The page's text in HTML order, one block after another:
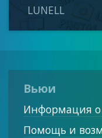
LUNELL
Вьюи
Информация о
Помощь и